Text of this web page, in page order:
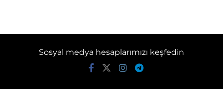
Sosyal medya hesaplarımızı keşfedin